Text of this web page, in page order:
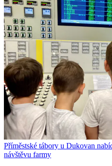
Příměstské tábory u Dukovan
návštěvu farmy